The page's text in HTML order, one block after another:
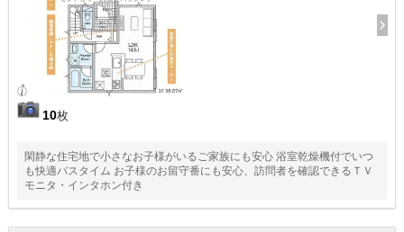
10枚
閑静な住宅地で小さなお子様がいるご家族にも安心 浴室乾燥機付でいつ
も快適バスタイム お子様のお留守番にも安心、訪問者を確認できるＴＶ
モニタ・インタホン付き